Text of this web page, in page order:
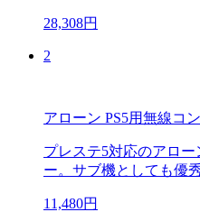
28,308円
2
アローン PS5用無線コ
プレステ5対応のアロ
ー。サブ機としても優秀
11,480円